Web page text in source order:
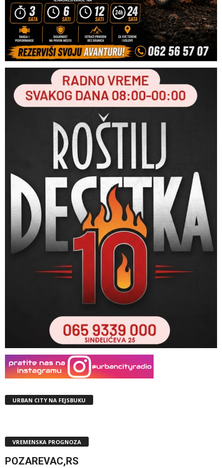
URBAN CITY NA FEJSBUKU
VREMENSKA PROGNOZA
POZAREVAC,RS